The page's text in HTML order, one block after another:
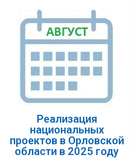
Реализация
национальных
проектов в Орловской
области в 2025 году